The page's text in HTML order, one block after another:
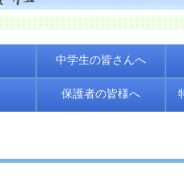
中学生の皆さんへ
保護者の皆様へ